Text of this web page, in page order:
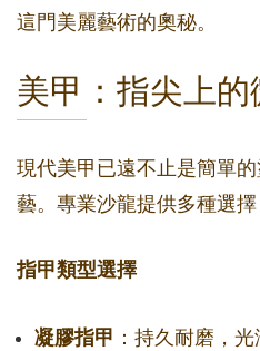
這門美麗藝術的奧秘。
美甲：指尖上的
現代美甲已遠不止是簡單
藝。專業沙龍提供多種選擇
指甲類型選擇
凝膠指甲 ：持久耐磨，